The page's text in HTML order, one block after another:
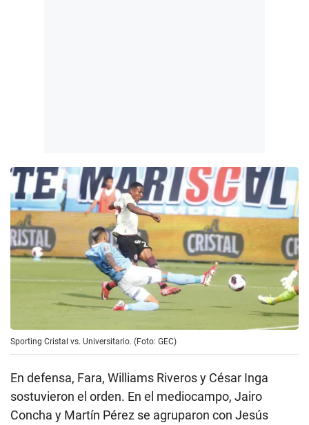
Sporting Cristal vs. Universitario. (Foto: GEC)
En defensa, Fara, Williams Riveros y César Inga
sostuvieron el orden. En el mediocampo, Jairo
Concha y Martín Pérez se agruparon con Jesús